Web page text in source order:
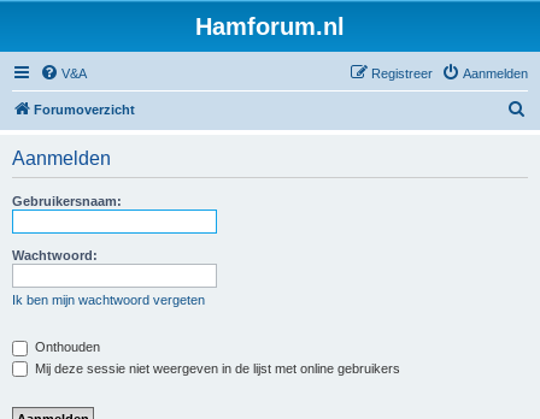
Hamforum.nl
V&A Aanmelden
Registreer
Forumoverzicht
Aanmelden
Gebruikersnaam:
Wachtwoord:
Ik ben mijn wachtwoord vergeten
Onthouden
Mij deze sessie niet weergeven in de lijst met online gebruikers